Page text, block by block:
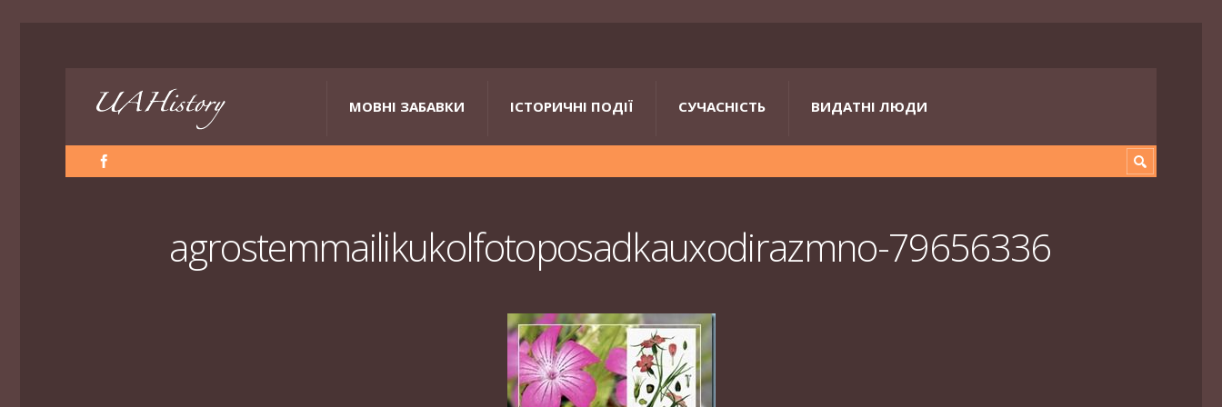
МОВНІ ЗАБАВКИ ІСТОРИЧНІ ПОДІЇ СУЧАСНІСТЬ ВИДАТНІ ЛЮДИ
agrostemmailikukolfotoposadkauxodirazmno-79656336